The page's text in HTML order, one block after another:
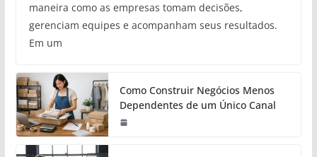
maneira como as empresas tomam decisões,
gerenciam equipes e acompanham seus resultados.
Em um
Como Construir Negócios Menos
Dependentes de um Único Canal